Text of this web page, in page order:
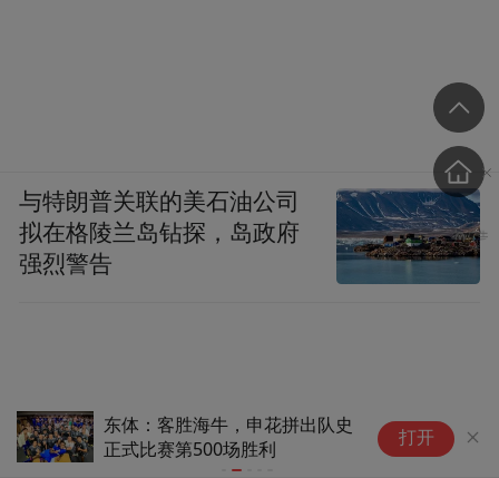
东体：客胜海牛，申花拼出队史
正式比赛第500场胜利
打开
与特朗普关联的美石油公司
拟在格陵兰岛钻探，岛政府
强烈警告